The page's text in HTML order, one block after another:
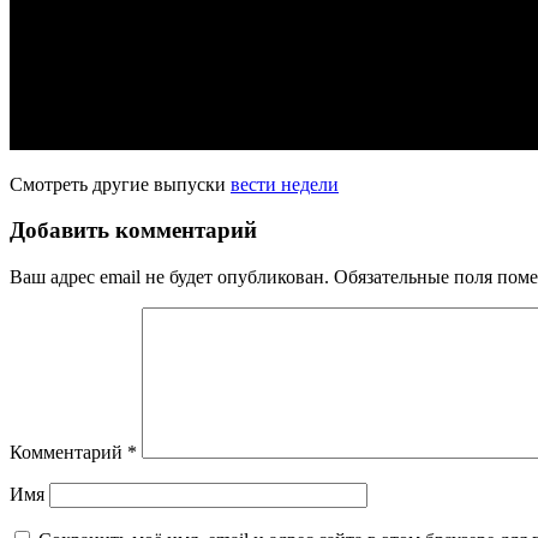
Смотреть другие выпуски вести недели
Добавить комментарий
Ваш адрес email не будет опубликован. Обязательные поля
Комментарий *
Имя